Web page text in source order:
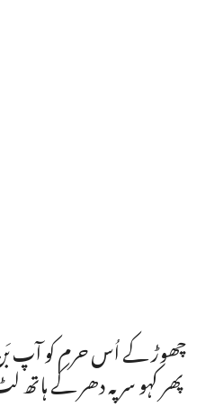
چھوڑ کے اُس حرم کو آپ
پھر کہو سر پہ دھر کے